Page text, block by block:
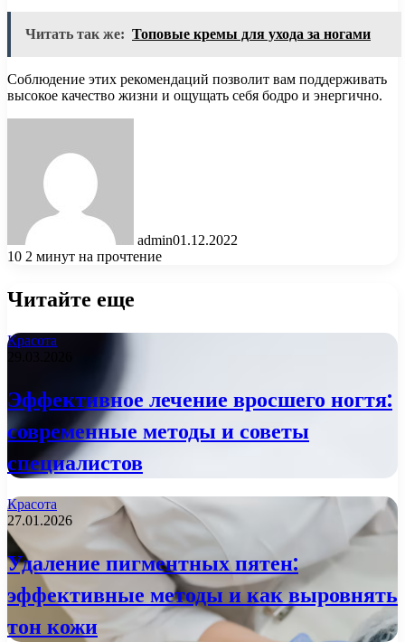
Читать так же: Топовые кремы для ухода за ногами
Соблюдение этих рекомендаций позволит вам поддерживать
высокое качество жизни и ощущать себя бодро и энергично.
admin01.12.2022
10 2 минут на прочтение
Читайте еще
Красота
Эффективное лечение вросшего ногтя:
современные методы и советы
специалистов
Красота
27.01.2026
Удаление пигментных пятен:
эффективные методы и как выровнять
тон кожи